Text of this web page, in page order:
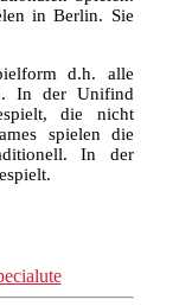
in Berlin. Sie
d.h. alle
In der Unifind
die nicht
spielen die
In der
ute